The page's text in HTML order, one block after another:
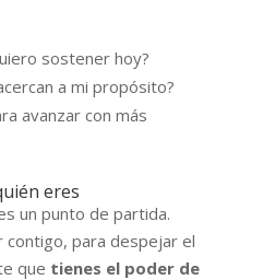
sostener hoy?
a mi propósito?
avanzar con más
eres
un punto de partida.
contigo, para despejar el
que tienes el poder de